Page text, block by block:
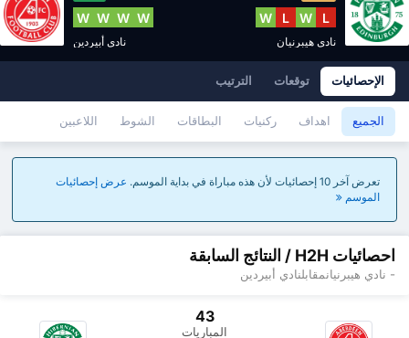
L
W
L
W
نادي هيبرنيان
W
W
W
W
نادي أبيردين
الإحصائيات توقعات الترتيب
الجميع اهداف ركنيات البطاقات الشوط اللاعبين
تعرض آخر 10 إحصائيات لأن هذه مباراة في بداية الموسم.
عرض إحصائيات
الموسم
احصائيات H2H / النتائج السابقة
- نادي هيبرنيانمقابلنادي أبيردين
43
المباريات